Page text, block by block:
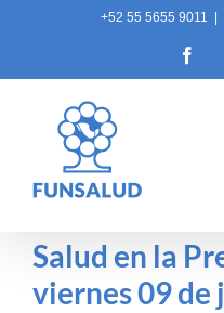
+52 55 5655 9011
Salud en la
viernes 09 de